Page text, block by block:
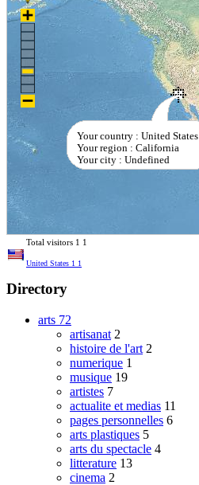
Your country : United States
Your region : California
Your city : Undefined
Total visitors 1 1
United States 1 1
Directory
arts 72
artisanat 2
histoire de l'art 2
numerique 1
musique 19
artistes 7
actualite et medias 11
pages personnelles 6
arts plastiques 5
arts du spectacle 4
litterature 13
cinema 2